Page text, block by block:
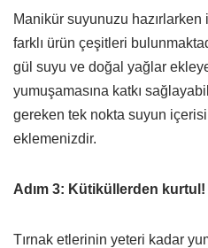
Manikür suyunuzu
farklı ürün çeşitleri
gül suyu ve doğal yağlar
yumuşamasına katkı
gereken tek nokta suyun
eklemenizdir.
Adım 3: Kütiküllerden kurtul!
Tırnak etlerinin yeteri kadar